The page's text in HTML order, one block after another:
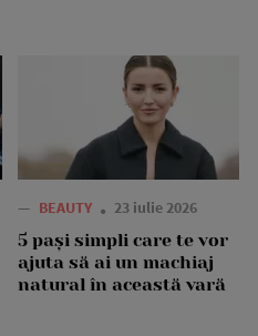
— BEAUTY 23 iulie 2026
5 pași simpli care te vor
ajuta să ai un machiaj
natural în această vară